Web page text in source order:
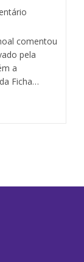
comentou
pela
a
Ficha…